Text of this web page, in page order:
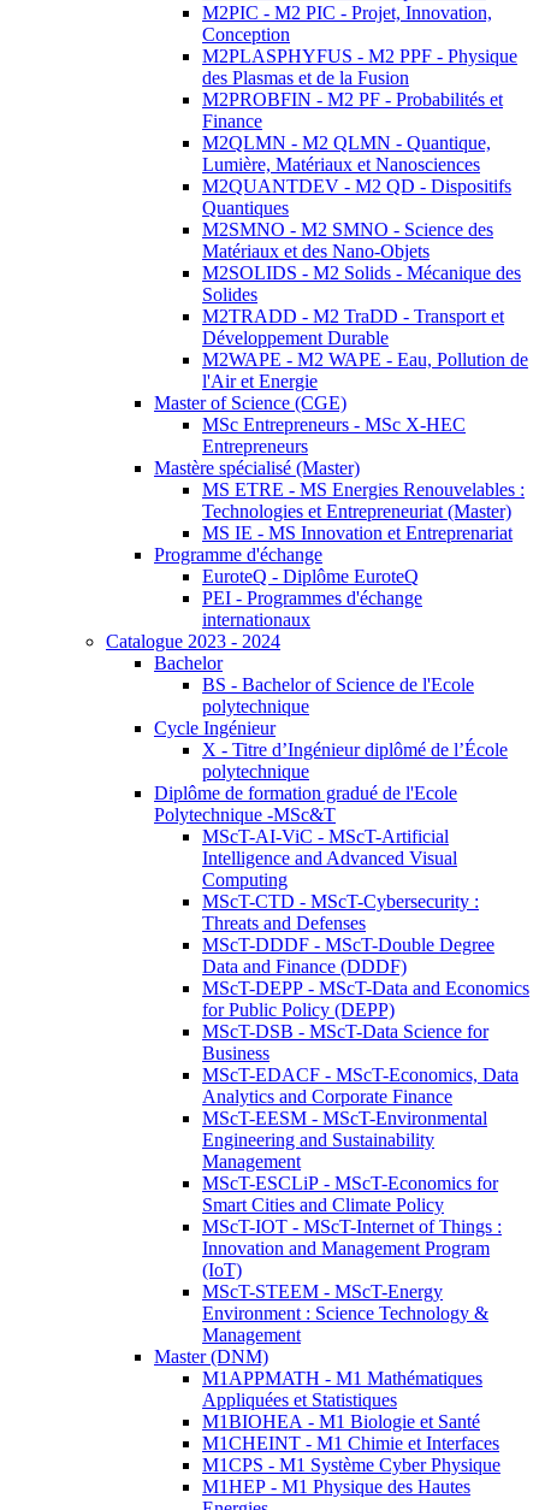
M2PIC - M2 PIC - Projet, Innovation,
Conception
M2PLASPHYFUS - M2 PPF - Physique
des Plasmas et de la Fusion
M2PROBFIN - M2 PF - Probabilités et
Finance
M2QLMN - M2 QLMN - Quantique,
Lumière, Matériaux et Nanosciences
M2QUANTDEV - M2 QD - Dispositifs
Quantiques
M2SMNO - M2 SMNO - Science des
Matériaux et des Nano-Objets
M2SOLIDS - M2 Solids - Mécanique des
Solides
M2TRADD - M2 TraDD - Transport et
Développement Durable
M2WAPE - M2 WAPE - Eau, Pollution de
l'Air et Energie
Master of Science (CGE)
MSc Entrepreneurs - MSc X-HEC
Entrepreneurs
Mastère spécialisé (Master)
MS ETRE - MS Energies Renouvelables :
Technologies et Entrepreneuriat (Master)
MS IE - MS Innovation et Entreprenariat
Programme d'échange
EuroteQ - Diplôme EuroteQ
PEI - Programmes d'échange
internationaux
Catalogue 2023 - 2024
Bachelor
BS - Bachelor of Science de l'Ecole
polytechnique
Cycle Ingénieur
X - Titre d’Ingénieur diplômé de l’École
polytechnique
Diplôme de formation gradué de l'Ecole
Polytechnique -MSc&T
MScT-AI-ViC - MScT-Artificial
Intelligence and Advanced Visual
Computing
MScT-CTD - MScT-Cybersecurity :
Threats and Defenses
MScT-DDDF - MScT-Double Degree
Data and Finance (DDDF)
MScT-DEPP - MScT-Data and Economics
for Public Policy (DEPP)
MScT-DSB - MScT-Data Science for
Business
MScT-EDACF - MScT-Economics, Data
Analytics and Corporate Finance
MScT-EESM - MScT-Environmental
Engineering and Sustainability
Management
MScT-ESCLiP - MScT-Economics for
Smart Cities and Climate Policy
MScT-IOT - MScT-Internet of Things :
Innovation and Management Program
(IoT)
MScT-STEEM - MScT-Energy
Environment : Science Technology &
Management
Master (DNM)
M1APPMATH - M1 Mathématiques
Appliquées et Statistiques
M1BIOHEA - M1 Biologie et Santé
M1CHEINT - M1 Chimie et Interfaces
M1CPS - M1 Système Cyber Physique
M1HEP - M1 Physique des Hautes